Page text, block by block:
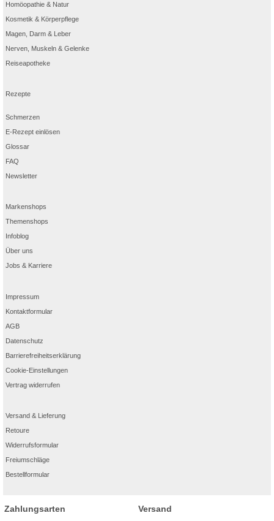
Homöopathie & Natur
Kosmetik & Körperpflege
Magen, Darm & Leber
Nerven, Muskeln & Gelenke
Reiseapotheke
Rezepte
Schmerzen
E-Rezept einlösen
Glossar
FAQ
Newsletter
Markenshops
Themenshops
Infoblog
Über uns
Jobs & Karriere
Impressum
Kontaktformular
AGB
Datenschutz
Barrierefreiheitserklärung
Cookie-Einstellungen
Vertrag widerrufen
Versand & Lieferung
Retoure
Widerrufsformular
Freiumschläge
Bestellformular
Zahlungsarten Versand